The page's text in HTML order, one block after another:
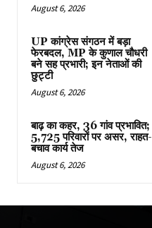
August 6, 2026
UP कांग्रेस संगठन में बड़ा
फेरबदल, MP के कुणाल चौधरी
बने सह प्रभारी; इन नेताओं की
छुट्टी
August 6, 2026
बाढ़ का कहर, 36 गांव प्रभावित;
5,725 परिवारों पर असर, राहत-
बचाव कार्य तेज
August 6, 2026